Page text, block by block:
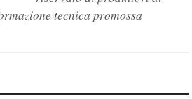
tecnica promossa